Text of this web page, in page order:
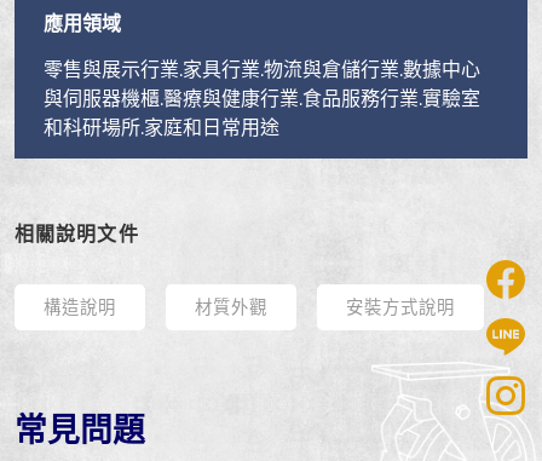
應用領域
零售與展示行業.家具行業.物流與倉儲行業.數據中心
與伺服器機櫃.醫療與健康行業.食品服務行業.實驗室
和科研場所.家庭和日常用途
相關說明文件
構造說明 材質外觀 安裝方式說明
常見問題